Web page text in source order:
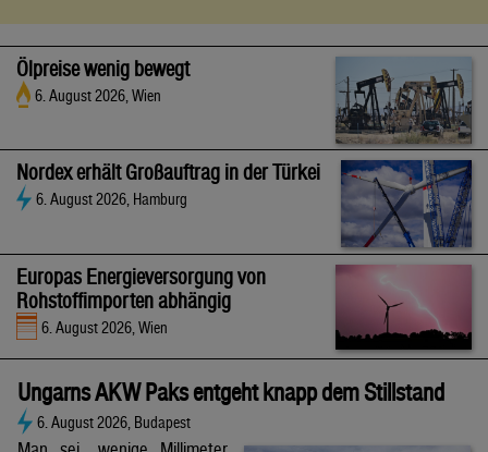
Ölpreise wenig bewegt
6. August 2026, Wien
Nordex erhält Großauftrag in der Türkei
6. August 2026, Hamburg
Europas Energieversorgung von
Rohstoffimporten abhängig
6. August 2026, Wien
Ungarns AKW Paks entgeht knapp dem Stillstand
6. August 2026, Budapest